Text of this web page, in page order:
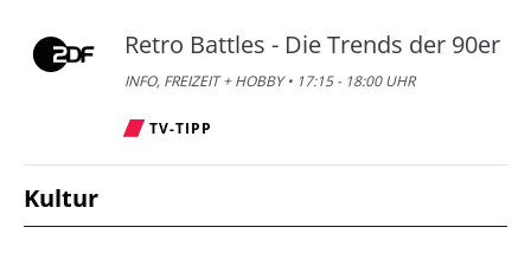
Retro Battles - Die Trends der 90er
INFO, FREIZEIT + HOBBY • 17:15 - 18:00 UHR
TV-TIPP
Kultur